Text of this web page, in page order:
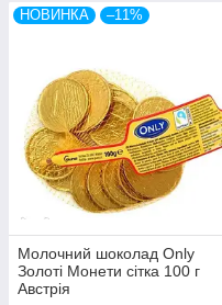
НОВИНКА –11%
Молочний шоколад Only
Золоті Монети сітка 100 г
Австрія